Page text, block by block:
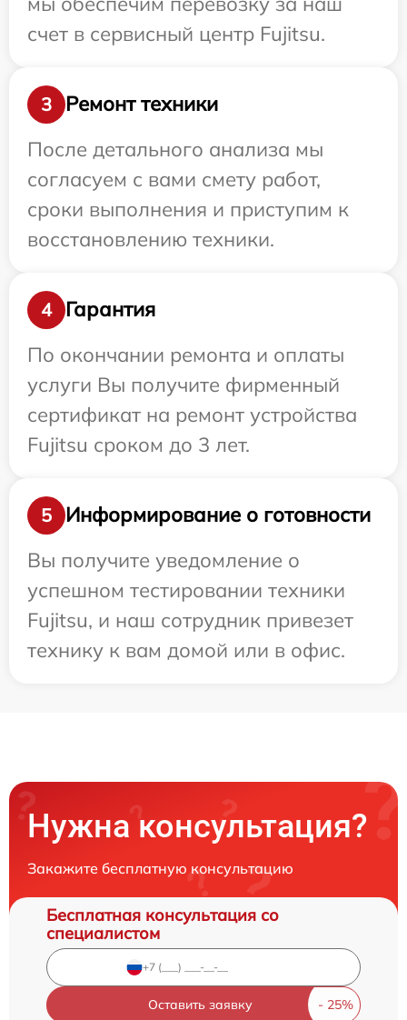
счет в сервисный центр Fujitsu.
3
Ремонт техники
После детального анализа мы
согласуем с вами смету работ,
сроки выполнения и приступим к
восстановлению техники.
4
Гарантия
По окончании ремонта и оплаты
услуги Вы получите фирменный
сертификат на ремонт устройства
Fujitsu сроком до 3 лет.
5
Информирование о готовности
Вы получите уведомление о
успешном тестировании техники
Fujitsu, и наш сотрудник привезет
технику к вам домой или в офис.
Нужна консультация?
Закажите бесплатную консультацию
Бесплатная консультация со
специалистом
Оставить заявку